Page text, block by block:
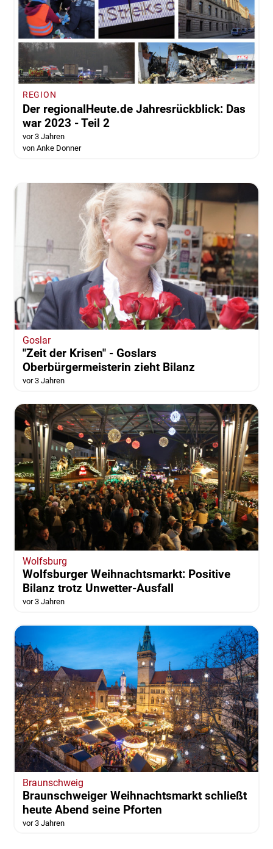
REGION
Der regionalHeute.de Jahresrückblick: Das
war 2023 - Teil 2
vor 3 Jahren
von Anke Donner
Goslar
"Zeit der Krisen" - Goslars
Oberbürgermeisterin zieht Bilanz
vor 3 Jahren
Wolfsburg
Wolfsburger Weihnachtsmarkt: Positive
Bilanz trotz Unwetter-Ausfall
vor 3 Jahren
Braunschweig
Braunschweiger Weihnachtsmarkt schließt
heute Abend seine Pforten
vor 3 Jahren